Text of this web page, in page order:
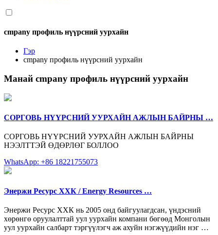
cmpany профиль нүүрсний уурхайн
Гэр
cmpany профиль нүүрсний уурхайн
Манай cmpany профиль нүүрсний уурхайн
СОРГОВЬ НҮҮРСНИЙ УУРХАЙН АЖЛЫН БАЙРНЫ …
СОРГОВЬ НҮҮРСНИЙ УУРХАЙН АЖЛЫН БАЙРНЫ
НЭЭЛТТЭЙ ӨДӨРЛӨГ БОЛЛОО
WhatsApp: +86 18221755073
Энержи Ресурс ХХК / Energy Resources …
Энержи Ресурс ХХК нь 2005 онд байгуулагдсан, үндэсний
хөрөнгө оруулалттай уул уурхайн компани бөгөөд Монголын
уул уурхайн салбарт тэргүүлэгч аж ахуйн нэгжүүдийн нэг …